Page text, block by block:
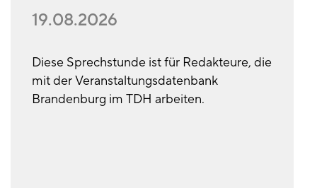
19.08.2026
Diese Sprechstunde ist für Redakteure, die
mit der Veranstaltungsdatenbank
Brandenburg im TDH arbeiten.